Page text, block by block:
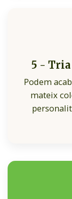
5 -
Podem
mateix